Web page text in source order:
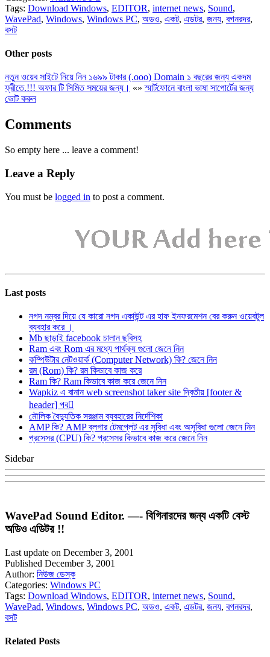
Tags: Download Windows, EDITOR, internet news, Sound,
WavePad, Windows, Windows PC, অডও, একট, এডটর, জনয, বগনরদর,
বসট
Other posts
নতুন ওয়েব সাইটে নিয়ে নিন ১৬৯৯ টাকার (.ooo) Domain ১ বছরের জন্য একদম
ফ্রীতে.!!! অফার টি সিমিত সময়ের জন্য। «»স্মার্টফোনে বাংলা ভাষা সাপোর্টের জন্য
ভোট করুন
Comments
So empty here ... leave a comment!
Leave a Reply
You must be logged in to post a comment.
Last posts
নগদ নম্বর দিয়ে যে কারো নগদ একাউন্ট এর হাফ ইনফরমেশন বের করুন ওয়েবটুল
ব্যবহার করে ।
Mb ছাড়াই facebook চালান ছবিসহ
Ram এবং Rom এর মধ্যে পার্থক্য গুলো জেনে নিন
কম্পিউটার নেটওয়ার্ক (Computer Network) কি? জেনে নিন
রম (Rom) কি? রম কিভাবে কাজ করে
Ram কি? Ram কিভাবে কাজ করে জেনে নিন
Wapkiz এ বানান web screenshot taker site দ্বিতীয় [footer &
header] পব
মৌলিক বৈদ্যুতিক সরঞ্জাম ব্যবহারের নির্দেশিকা
AMP কি? AMP ব্লগার টেমপ্লেট এর সুবিধা এবং অসুবিধা গুলো জেনে নিন
প্রসেসর (CPU) কি? প্রসেসর কিভাবে কাজ করে জেনে নিন
Sidebar
WavePad Sound Editor. —- বিগিনারদের জন্য একটি বেস্ট
অডিও এডিটর !!
Last update on December 3, 2001
Published December 3, 2001
Author: নিউজ ডেস্ক
Categories: Windows PC
Tags: Download Windows, EDITOR, internet news, Sound,
WavePad, Windows, Windows PC, অডও, একট, এডটর, জনয, বগনরদর,
বসট
Related Posts